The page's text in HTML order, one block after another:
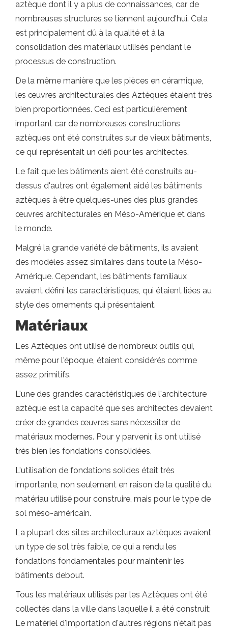
aztèque dont il y a plus de connaissances, car de
nombreuses structures se tiennent aujourd'hui. Cela
est principalement dû à la qualité et à la
consolidation des matériaux utilisés pendant le
processus de construction.
De la même manière que les pièces en céramique,
les œuvres architecturales des Aztèques étaient très
bien proportionnées. Ceci est particulièrement
important car de nombreuses constructions
aztèques ont été construites sur de vieux bâtiments,
ce qui représentait un défi pour les architectes.
Le fait que les bâtiments aient été construits au-
dessus d'autres ont également aidé les bâtiments
aztèques à être quelques-unes des plus grandes
œuvres architecturales en Méso-Amérique et dans
le monde.
Malgré la grande variété de bâtiments, ils avaient
des modèles assez similaires dans toute la Méso-
Amérique. Cependant, les bâtiments familiaux
avaient défini les caractéristiques, qui étaient liées au
style des ornements qui présentaient.
Matériaux
Les Aztèques ont utilisé de nombreux outils qui,
même pour l'époque, étaient considérés comme
assez primitifs.
L'une des grandes caractéristiques de l'architecture
aztèque est la capacité que ses architectes devaient
créer de grandes œuvres sans nécessiter de
matériaux modernes. Pour y parvenir, ils ont utilisé
très bien les fondations consolidées.
L'utilisation de fondations solides était très
importante, non seulement en raison de la qualité du
matériau utilisé pour construire, mais pour le type de
sol méso-américain.
La plupart des sites architecturaux aztèques avaient
un type de sol très faible, ce qui a rendu les
fondations fondamentales pour maintenir les
bâtiments debout.
Tous les matériaux utilisés par les Aztèques ont été
collectés dans la ville dans laquelle il a été construit;
Le matériel d'importation d'autres régions n'était pas